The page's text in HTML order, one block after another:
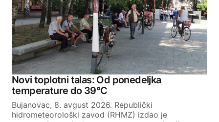
Novi toplotni talas: Od ponedeljka
temperature do 39°C
Bujanovac, 8. avgust 2026. Republički
hidrometeorološki zavod (RHMZ) izdao je